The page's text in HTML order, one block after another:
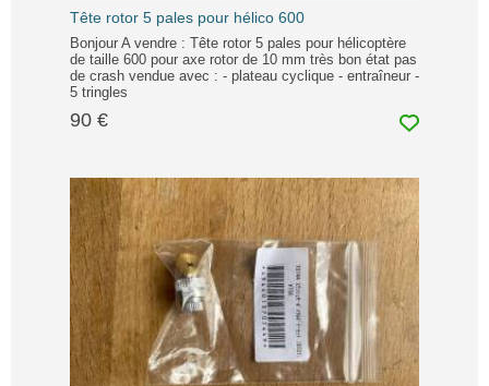
Tête rotor 5 pales pour hélico 600
Bonjour A vendre : Tête rotor 5 pales pour hélicoptère
de taille 600 pour axe rotor de 10 mm très bon état pas
de crash vendue avec : - plateau cyclique - entraîneur -
5 tringles
90 €